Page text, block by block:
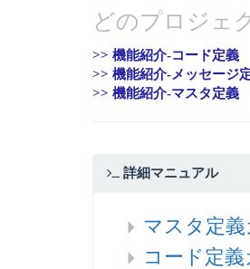
どのプロジェ
>> 機能紹介-コード定義
>> 機能紹介-メッセージ
>> 機能紹介-マスタ定義
詳細マニュアル
マスタ定義
コード定義